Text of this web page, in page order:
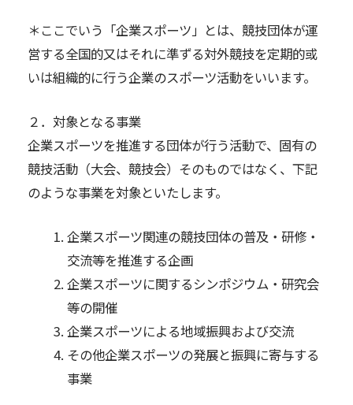
＊ここでいう「企業スポーツ」とは、競技団体が運
営する全国的又はそれに準ずる対外競技を定期的或
いは組織的に行う企業のスポーツ活動をいいます。
２．対象となる事業
企業スポーツを推進する団体が行う活動で、固有の
競技活動（大会、競技会）そのものではなく、下記
のような事業を対象といたします。
企業スポーツ関連の競技団体の普及・研修・
交流等を推進する企画
企業スポーツに関するシンポジウム・研究会
等の開催
企業スポーツによる地域振興および交流
その他企業スポーツの発展と振興に寄与する
事業